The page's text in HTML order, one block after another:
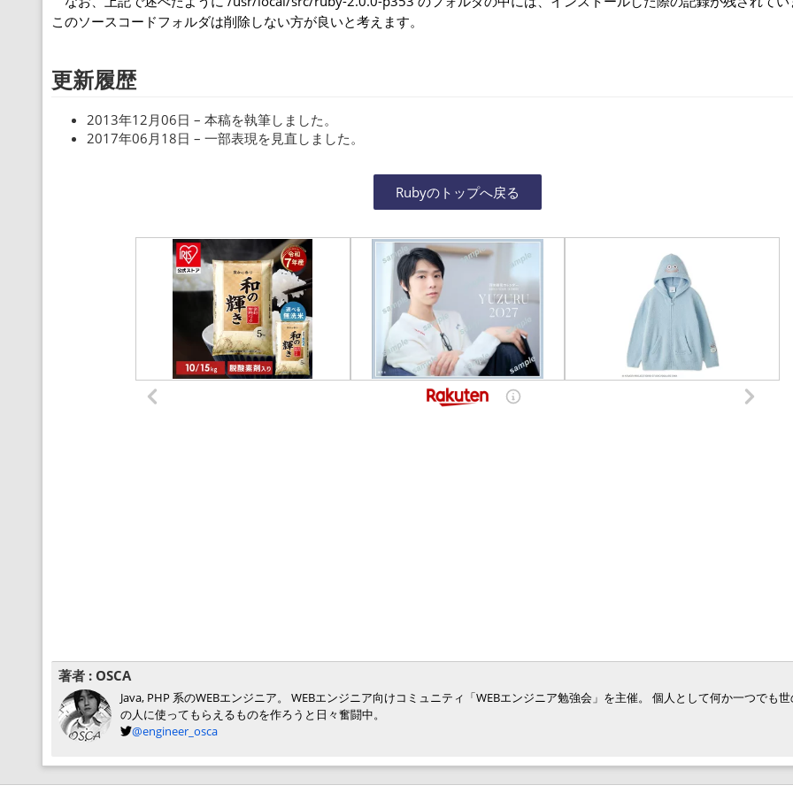
このソースコードフォルダは削除しない方が良いと考えます。
更新履歴
2013年12月06日 – 本稿を執筆しました。
2017年06月18日 – 一部表現を見直しました。
Rubyのトップへ戻る
著者 : OSCA
Java, PHP 系のWEBエンジニア。 WEBエンジニア向けコミュニティ「WEBエンジニア勉強会」を主催。 個人として何か一つでも世
の人に使ってもらえるものを作ろうと日々奮闘中。
@engineer_osca